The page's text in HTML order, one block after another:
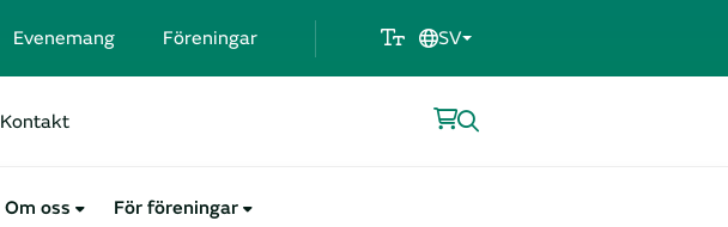
Evenemang Föreningar SV
Kontakt
Om oss För föreningar